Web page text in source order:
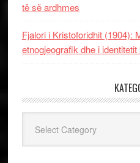
të së ardhmes
Fjalori i Kristoforidhit (1904):
etnogjeografik dhe i